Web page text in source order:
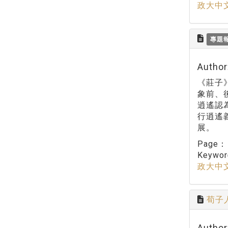
政大中
專題
《莊
象前、
逍遙認
行逍遙
展。
Page：
政大中
荀子